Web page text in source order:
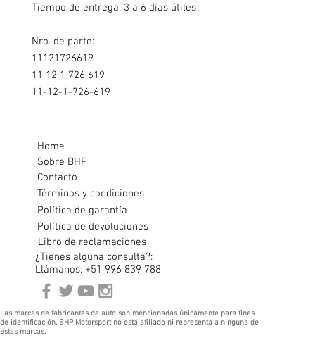
Tiempo de entrega: 3 a 6 días útiles
Nro. de parte:
11121726619
11 12 1 726 619
11-12-1-726-619
Home
Sobre BHP
Contacto
Términos y condiciones
Política de garantía
Política de devoluciones
Libro de reclamaciones
¿Tienes alguna consulta?:
Llámanos: +51 996 839 788
Las marcas de fabricantes de auto son mencionadas únicamente para fines
de identificación. BHP Motorsport no está afiliado ni representa a ninguna de
estas marcas.